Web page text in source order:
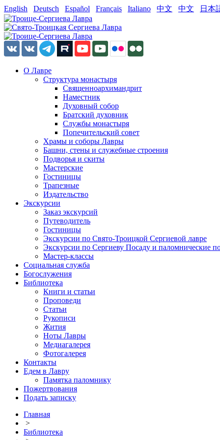
English Deutsch Español Français Italiano 中文 中文 日本
О Лавре
Структура монастыря
Священноархимандрит
Наместник
Духовный собор
Братский духовник
Службы монастыря
Попечительский совет
Храмы и соборы Лавры
Башни, стены и служебные строения
Подворья и скиты
Мастерские
Гостиницы
Трапезные
Издательство
Экскурсии
Заказ экскурсий
Путеводитель
Гостиницы
Экскурсии по Свято-Троицкой Сергиевой лавре
Экскурсии по Сергиеву Посаду и паломнические
Мастер-классы
Социальная служба
Богослужения
Библиотека
Книги и статьи
Проповеди
Статьи
Рукописи
Жития
Ноты Лавры
Медиагалерея
Фотогалерея
Контакты
Едем в Лавру
Памятка паломнику
Пожертвования
Подать записку
Главная
>
Библиотека